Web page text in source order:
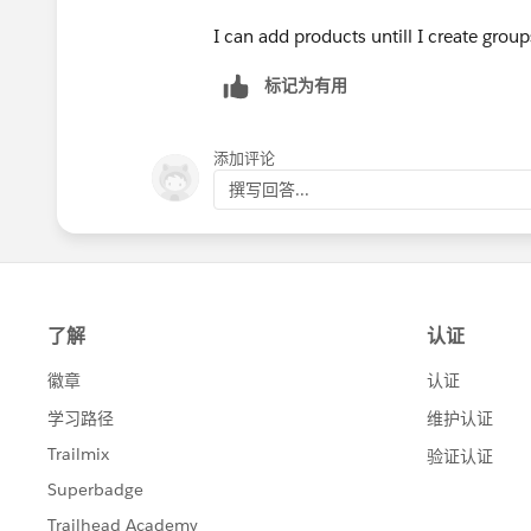
I can add products untill I create
标记为有用
添加评论
撰写回答...